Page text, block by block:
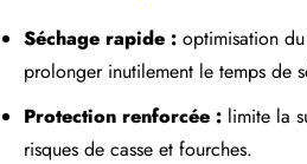
Séchage rapide : optimisation
prolonger inutilement le temps de
Protection renforcée : limite la
risques de casse et fourches.